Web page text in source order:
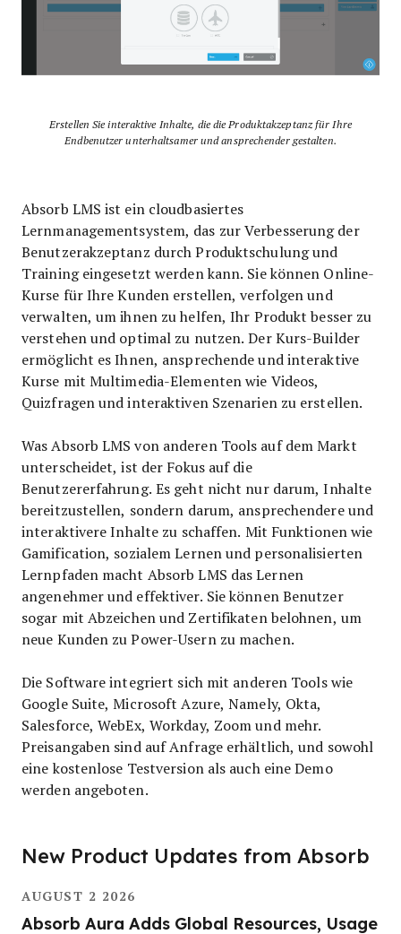
Erstellen Sie interaktive Inhalte, die die Produktakzeptanz für Ihre
Endbenutzer unterhaltsamer und ansprechender gestalten.
Absorb LMS ist ein cloudbasiertes
Lernmanagementsystem, das zur Verbesserung der
Benutzerakzeptanz durch Produktschulung und
Training eingesetzt werden kann. Sie können Online-
Kurse für Ihre Kunden erstellen, verfolgen und
verwalten, um ihnen zu helfen, Ihr Produkt besser zu
verstehen und optimal zu nutzen. Der Kurs-Builder
ermöglicht es Ihnen, ansprechende und interaktive
Kurse mit Multimedia-Elementen wie Videos,
Quizfragen und interaktiven Szenarien zu erstellen.
Was Absorb LMS von anderen Tools auf dem Markt
unterscheidet, ist der Fokus auf die
Benutzererfahrung. Es geht nicht nur darum, Inhalte
bereitzustellen, sondern darum, ansprechendere und
interaktivere Inhalte zu schaffen. Mit Funktionen wie
Gamification, sozialem Lernen und personalisierten
Lernpfaden macht Absorb LMS das Lernen
angenehmer und effektiver. Sie können Benutzer
sogar mit Abzeichen und Zertifikaten belohnen, um
neue Kunden zu Power-Usern zu machen.
Die Software integriert sich mit anderen Tools wie
Google Suite, Microsoft Azure, Namely, Okta,
Salesforce, WebEx, Workday, Zoom und mehr.
Preisangaben sind auf Anfrage erhältlich, und sowohl
eine kostenlose Testversion als auch eine Demo
werden angeboten.
New Product Updates from Absorb
AUGUST 2 2026
Absorb Aura Adds Global Resources, Usage